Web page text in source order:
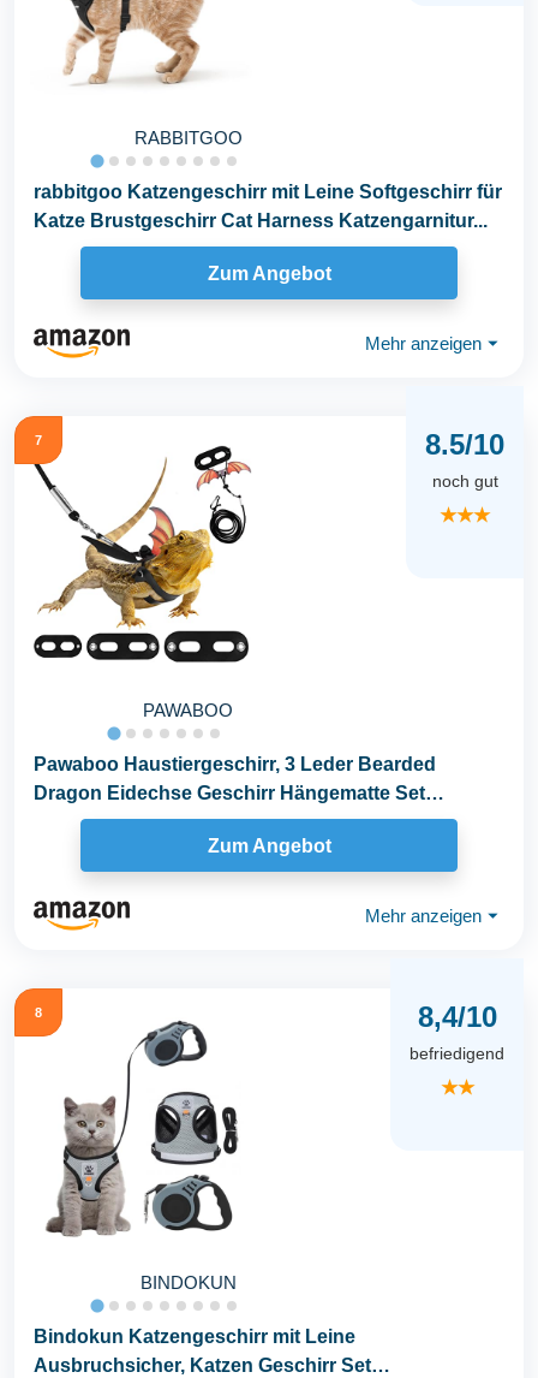
RABBITGOO
rabbitgoo Katzengeschirr mit Leine Softgeschirr für
Katze Brustgeschirr Cat Harness Katzengarnitur...
Zum Angebot
Mehr anzeigen ⏷
7
PAWABOO
8.5/10
noch gut
★★★
Pawaboo Haustiergeschirr, 3 Leder Bearded
Dragon Eidechse Geschirr Hängematte Set
Verstellbare...
Zum Angebot
Mehr anzeigen ⏷
8
BINDOKUN
8,4/10
befriedigend
★★
Bindokun Katzengeschirr mit Leine
Ausbruchsicher, Katzen Geschirr Set